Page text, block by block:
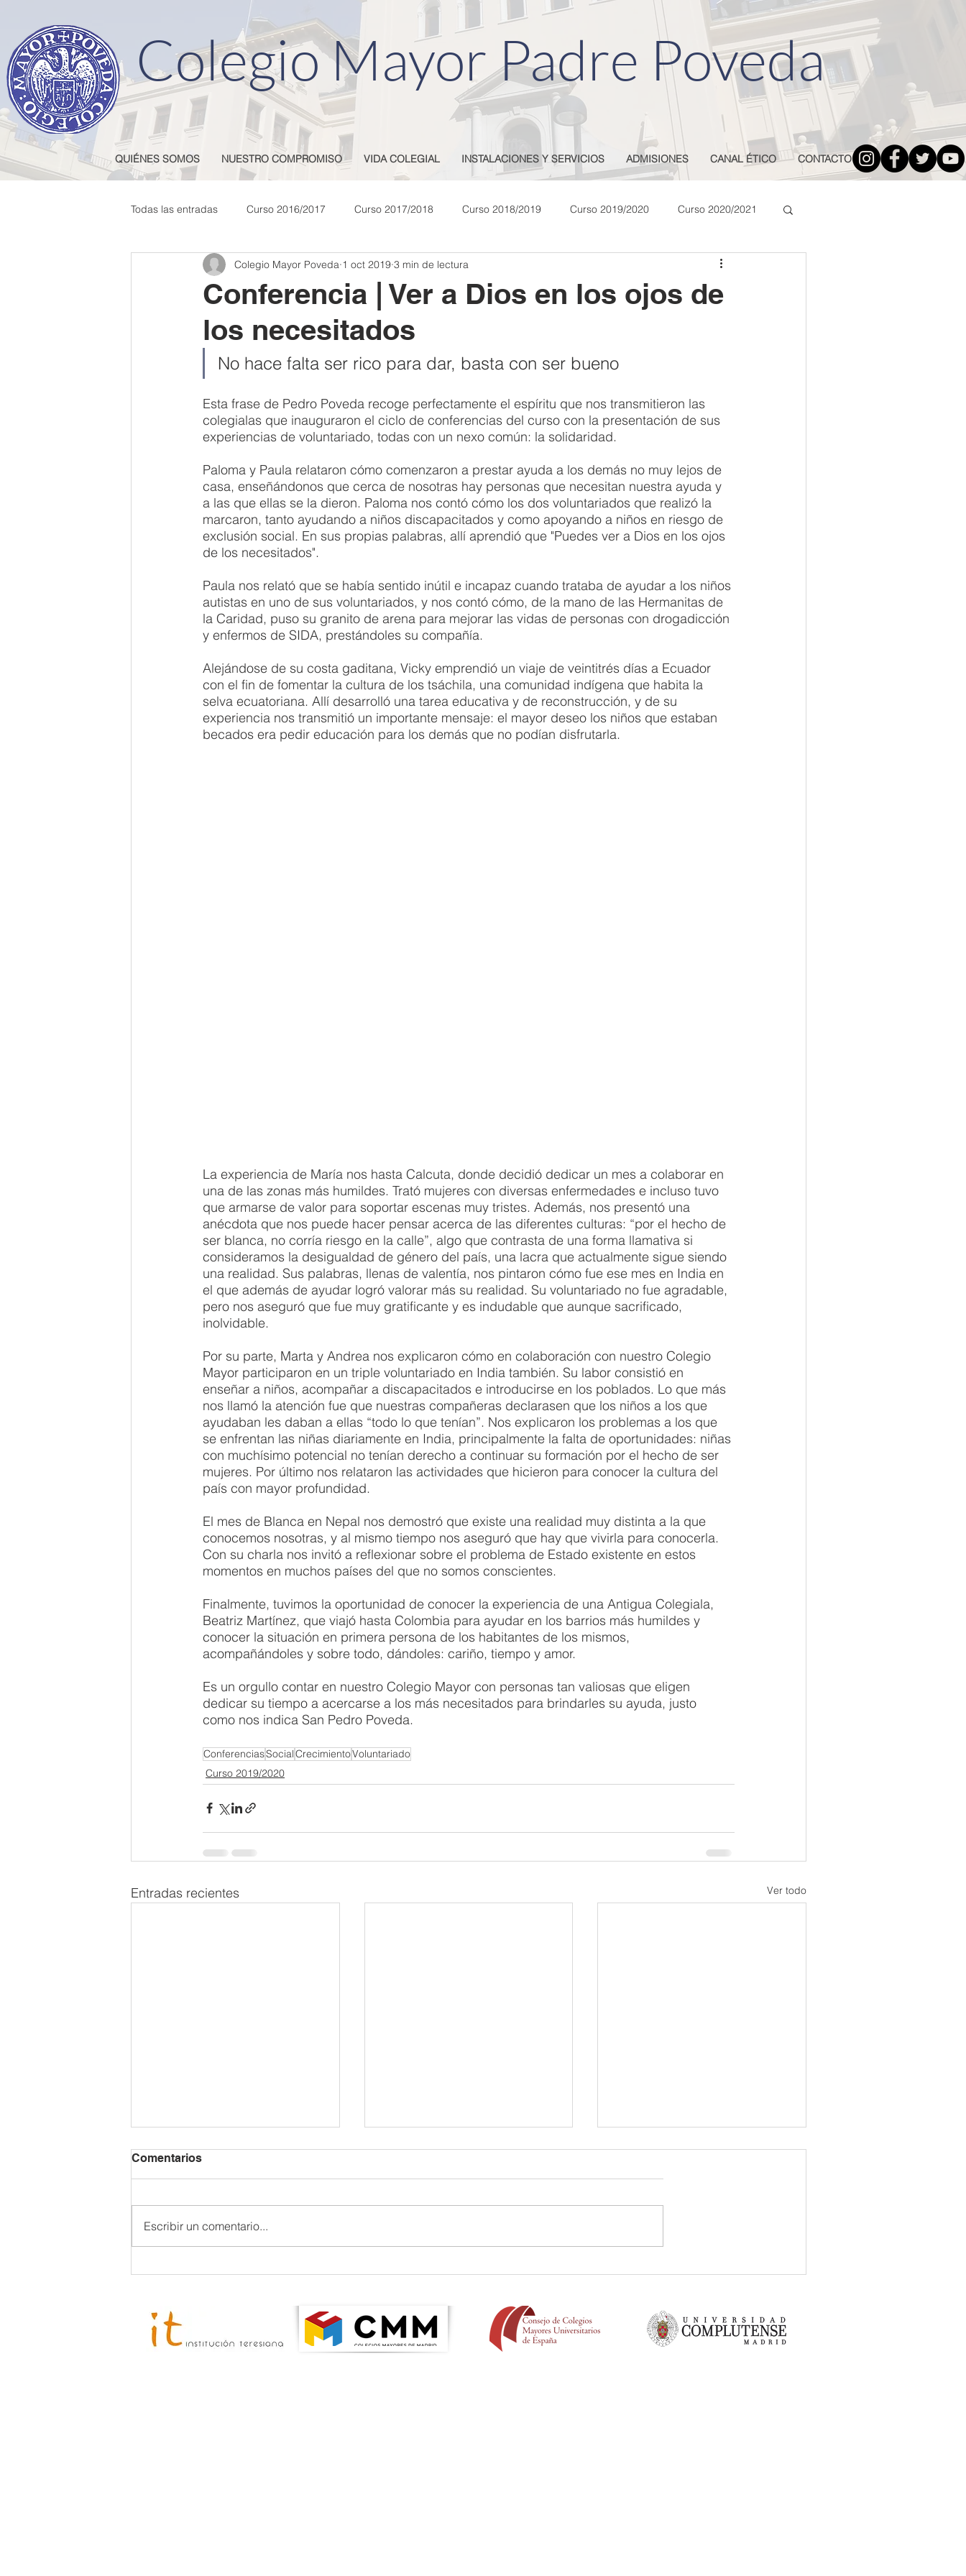
Colegio Mayor Padre Poveda
QUIÉNES SOMOS NUESTRO COMPROMISO VIDA COLEGIAL INSTALACIONES Y SERVICIOS ADMISIONES CANAL ÉTICO CONTACTO
Todas las entradas Curso 2016/2017 Curso 2017/2018 Curso 2018/2019 Curso 2019/2020 Curso 2020/2021
Curso 2022/23 Curso 2024/2025
Conferencia | Ver a Dios en los ojos de
los necesitados
Colegio Mayor Poveda 1 oct 2019 3 min de lectura
No hace falta ser rico para dar, basta con ser bueno
Esta frase de Pedro Poveda recoge perfectamente el espíritu que nos transmitieron las
colegialas que inauguraron el ciclo de conferencias del curso con la presentación de sus
experiencias de voluntariado, todas con un nexo común: la solidaridad.
Paloma y Paula relataron cómo comenzaron a prestar ayuda a los demás no muy lejos de
casa, enseñándonos que cerca de nosotras hay personas que necesitan nuestra ayuda y
a las que ellas se la dieron. Paloma nos contó cómo los dos voluntariados que realizó la
marcaron, tanto ayudando a niños discapacitados y como apoyando a niños en riesgo de
exclusión social. En sus propias palabras, allí aprendió que "Puedes ver a Dios en los ojos
de los necesitados".
Paula nos relató que se había sentido inútil e incapaz cuando trataba de ayudar a los niños
autistas en uno de sus voluntariados, y nos contó cómo, de la mano de las Hermanitas de
la Caridad, puso su granito de arena para mejorar las vidas de personas con drogadicción
y enfermos de SIDA, prestándoles su compañía.
Alejándose de su costa gaditana, Vicky emprendió un viaje de veintitrés días a Ecuador
con el fin de fomentar la cultura de los tsáchila, una comunidad indígena que habita la
selva ecuatoriana. Allí desarrolló una tarea educativa y de reconstrucción, y de su
experiencia nos transmitió un importante mensaje: el mayor deseo los niños que estaban
becados era pedir educación para los demás que no podían disfrutarla.
La experiencia de María nos hasta Calcuta, donde decidió dedicar un mes a colaborar en
una de las zonas más humildes. Trató mujeres con diversas enfermedades e incluso tuvo
que armarse de valor para soportar escenas muy tristes. Además, nos presentó una
anécdota que nos puede hacer pensar acerca de las diferentes culturas: “por el hecho de
ser blanca, no corría riesgo en la calle”, algo que contrasta de una forma llamativa si
consideramos la desigualdad de género del país, una lacra que actualmente sigue siendo
una realidad. Sus palabras, llenas de valentía, nos pintaron cómo fue ese mes en India en
el que además de ayudar logró valorar más su realidad. Su voluntariado no fue agradable,
pero nos aseguró que fue muy gratificante y es indudable que aunque sacrificado,
inolvidable.
Por su parte, Marta y Andrea nos explicaron cómo en colaboración con nuestro Colegio
Mayor participaron en un triple voluntariado en India también. Su labor consistió en
enseñar a niños, acompañar a discapacitados e introducirse en los poblados. Lo que más
nos llamó la atención fue que nuestras compañeras declarasen que los niños a los que
ayudaban les daban a ellas “todo lo que tenían”. Nos explicaron los problemas a los que
se enfrentan las niñas diariamente en India, principalmente la falta de oportunidades: niñas
con muchísimo potencial no tenían derecho a continuar su formación por el hecho de ser
mujeres. Por último nos relataron las actividades que hicieron para conocer la cultura del
país con mayor profundidad.
El mes de Blanca en Nepal nos demostró que existe una realidad muy distinta a la que
conocemos nosotras, y al mismo tiempo nos aseguró que hay que vivirla para conocerla.
Con su charla nos invitó a reflexionar sobre el problema de Estado existente en estos
momentos en muchos países del que no somos conscientes.
Finalmente, tuvimos la oportunidad de conocer la experiencia de una Antigua Colegiala,
Beatriz Martínez, que viajó hasta Colombia para ayudar en los barrios más humildes y
conocer la situación en primera persona de los habitantes de los mismos,
acompañándoles y sobre todo, dándoles: cariño, tiempo y amor.
Es un orgullo contar en nuestro Colegio Mayor con personas tan valiosas que eligen
dedicar su tiempo a acercarse a los más necesitados para brindarles su ayuda, justo
como nos indica San Pedro Poveda.
ConferenciasSocialCrecimientoVoluntariado
Curso 2019/2020
Entradas recientes Ver todo
Comentarios
Escribir un comentario...